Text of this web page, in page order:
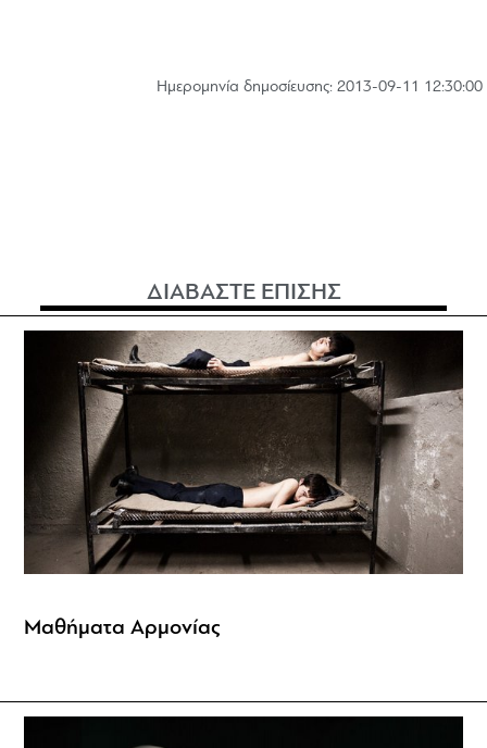
Hμερομηνία δημοσίευσης: 2013-09-11 12:30:00
ΔΙΑΒΑΣΤΕ ΕΠΙΣΗΣ
Μαθήματα Αρμονίας